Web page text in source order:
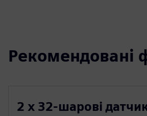
Рекомендовані
2 х 32-шарові